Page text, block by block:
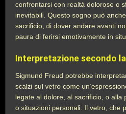
confrontarsi con realtà dolorose o
inevitabili. Questo sogno può
sacrificio, di dover andare avanti
paura di ferirsi emotivamente in
Interpretazione secondo
Sigmund Freud potrebbe
scalzi sul vetro come
legate al dolore, al sacrificio, o alla
o situazioni personali. Il vetro, che